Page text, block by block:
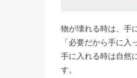
› 〇スピ
リチュア
ルな理由
物が壊れる時は、手
「必要だから手に
手に入れる時は自然
す。